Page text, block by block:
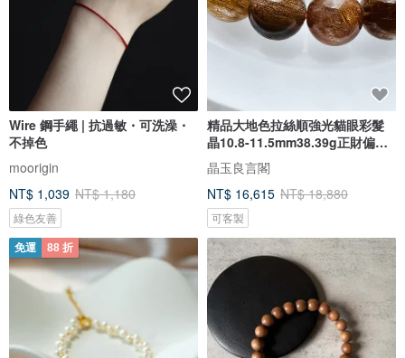
Wire 鋼手繩 | 抗過敏・可洗澡・
不掉色
moorigin
NT$ 1,039 NT$ 1,180
綠色友善
精品大地色拉絲順強光貓眼彩髮
晶10.8-11.5mm38.39g正財偏財
自信
晶玉良言閣
NT$ 16,615 NT$ 18,880
可客製
免運 88 折